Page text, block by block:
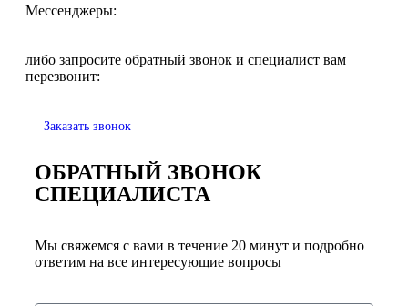
Мессенджеры:
либо запросите обратный звонок и специалист вам
перезвонит:
Заказать звонок
ОБРАТНЫЙ ЗВОНОК
СПЕЦИАЛИСТА
Мы свяжемся с вами в течение 20 минут и подробно
ответим на все интересующие вопросы